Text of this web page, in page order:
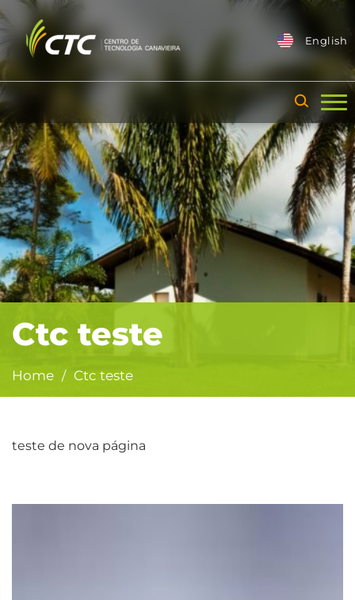
English
Ctc teste
Home / Ctc teste
teste de nova página